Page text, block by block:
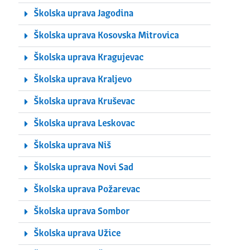
Školska uprava Jagodina
Školska uprava Kosovska Mitrovica
Školska uprava Kragujevac
Školska uprava Kraljevo
Školska uprava Kruševac
Školska uprava Leskovac
Školska uprava Niš
Školska uprava Novi Sad
Školska uprava Požarevac
Školska uprava Sombor
Školska uprava Užice